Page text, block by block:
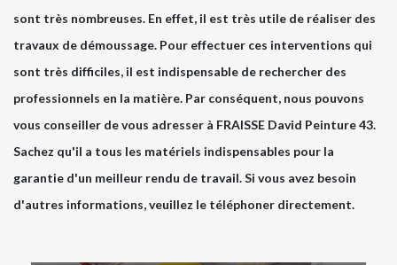
sont très nombreuses. En effet, il est très utile de réaliser des
travaux de démoussage. Pour effectuer ces interventions qui
sont très difficiles, il est indispensable de rechercher des
professionnels en la matière. Par conséquent, nous pouvons
vous conseiller de vous adresser à FRAISSE David Peinture 43.
Sachez qu'il a tous les matériels indispensables pour la
garantie d'un meilleur rendu de travail. Si vous avez besoin
d'autres informations, veuillez le téléphoner directement.